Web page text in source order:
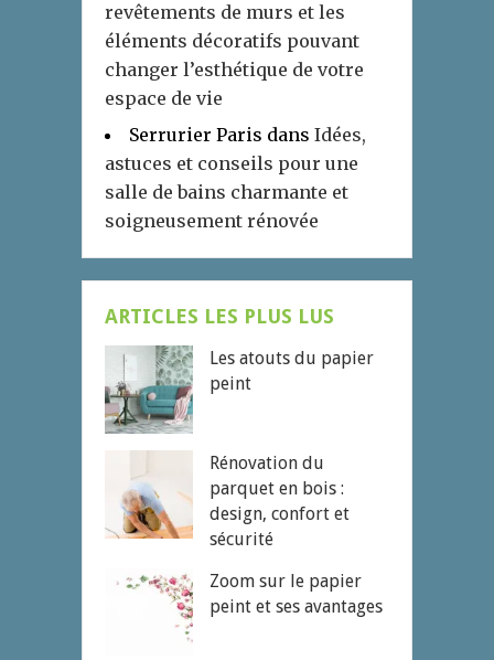
revêtements de murs et les
éléments décoratifs pouvant
changer l’esthétique de votre
espace de vie
Serrurier Paris dans Idées,
astuces et conseils pour une
salle de bains charmante et
soigneusement rénovée
ARTICLES LES PLUS LUS
Les atouts du papier
peint
Rénovation du
parquet en bois :
design, confort et
sécurité
Zoom sur le papier
peint et ses avantages